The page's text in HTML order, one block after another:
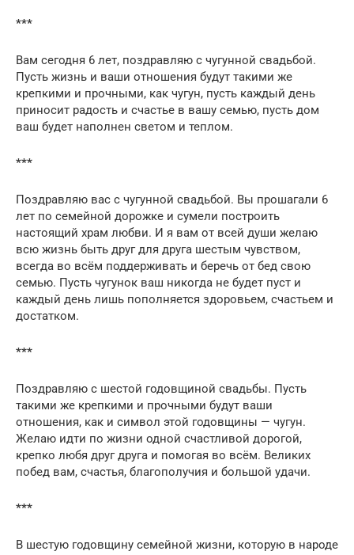
***
Вам сегодня 6 лет, поздравляю с чугунной свадьбой.
Пусть жизнь и ваши отношения будут такими же
крепкими и прочными, как чугун, пусть каждый день
приносит радость и счастье в вашу семью, пусть дом
ваш будет наполнен светом и теплом.
***
Поздравляю вас с чугунной свадьбой. Вы прошагали 6
лет по семейной дорожке и сумели построить
настоящий храм любви. И я вам от всей души желаю
всю жизнь быть друг для друга шестым чувством,
всегда во всём поддерживать и беречь от бед свою
семью. Пусть чугунок ваш никогда не будет пуст и
каждый день лишь пополняется здоровьем, счастьем и
достатком.
***
Поздравляю с шестой годовщиной свадьбы. Пусть
такими же крепкими и прочными будут ваши
отношения, как и символ этой годовщины — чугун.
Желаю идти по жизни одной счастливой дорогой,
крепко любя друг друга и помогая во всём. Великих
побед вам, счастья, благополучия и большой удачи.
***
В шестую годовщину семейной жизни, которую в народе